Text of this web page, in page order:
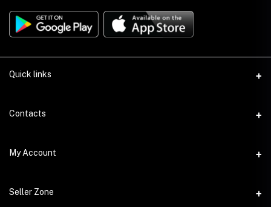
Quick links
WhatsApp
Contacts
Address
Janota Road, 8100, Dhaka, Bangladesh.
My Account
Login
Seller Zone